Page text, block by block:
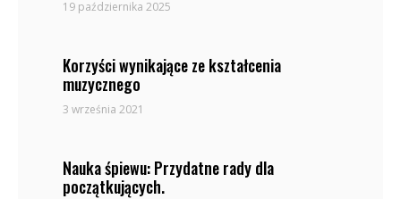
19 października 2025
Korzyści wynikające ze kształcenia
muzycznego
3 września 2021
Nauka śpiewu: Przydatne rady dla
początkujących.